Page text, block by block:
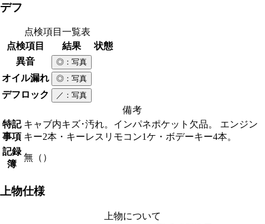
デフ
点検項目一覧表
点検項目
結果
状態
異音
◎ ：写真
オイル漏れ ◎ ：写真
デフロック ／ ：写真
備考
特記
事項
キャブ内キズ･汚れ。インパネポケット欠品。 エンジン
キー2本・キーレスリモコン1ケ・ボデーキー4本。
記録
簿
無（）
上物仕様
上物について